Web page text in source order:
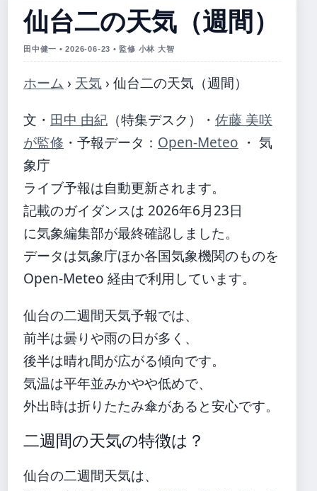
仙台二の天気（週間）
田中健一 • 2026-06-23 • 監修 小林 大智
ホーム › 天気 › 仙台二の天気（週間）
文・ 田中 由紀 （特集デスク） ・ 佐藤 美咲
が監修 ・ 予報データ： Open-Meteo ・ 気
象庁
ライブ予報は自動更新されます。
記載のガイダンスは 2026年6月23日
に気象編集部が最終確認しました。
データは気象庁ほか各国気象機関のものを
Open-Meteo 経由で利用しています。
仙台の二週間天気予報では、
前半は曇りや雨の日が多く、
後半は晴れ間が広がる傾向です。
気温は平年並みかやや低めで、
外出時は折りたたみ傘があると安心です。
二週間の天気の特徴は？
仙台の二週間天気は、